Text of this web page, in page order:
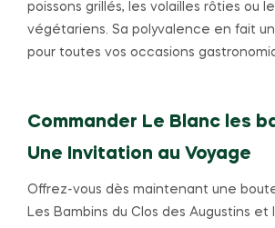
poissons grillés, les volailles rôties ou
végétariens. Sa polyvalence en fait
pour toutes vos occasions
Commander Le Blanc les
Une Invitation au Voyage
Offrez-vous dès maintenant une
Les Bambins du Clos des Augustins et